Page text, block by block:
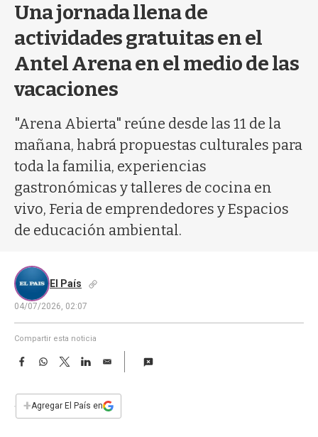
q
Una jornada llena de
actividades gratuitas en el
Antel Arena en el medio de las
vacaciones
"Arena Abierta" reúne desde las 11 de la
mañana, habrá propuestas culturales para
toda la familia, experiencias
gastronómicas y talleres de cocina en
vivo, Feria de emprendedores y️ Espacios
de educación ambiental.
El País
04/07/2026, 02:07
Compartir esta noticia
F
e
b
W
s
T
w
t
L
E
i
l
+Agregar El País en